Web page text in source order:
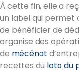
À cette fin, elle a
un label qui permet
de bénéficier de
organise des
de mécénat
recettes du loto du